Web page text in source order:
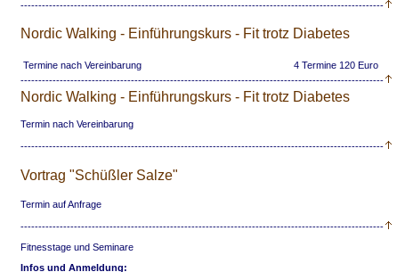
------------------------------------------------------------------------------------------------------
Nordic Walking - Einführungskurs - Fit trotz Diabetes
Termine nach Vereinbarung
4 Termine 120 Euro
------------------------------------------------------------------------------------------------------
Nordic Walking - Einführungskurs - Fit trotz Diabetes
Termin nach Vereinbarung
------------------------------------------------------------------------------------------------------
Vortrag "Schüßler Salze"
Termin auf Anfrage
------------------------------------------------------------------------------------------------------
Fitnesstage und Seminare
Infos und Anmeldung: